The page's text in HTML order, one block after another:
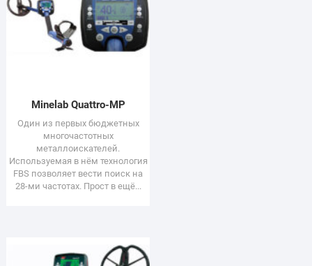
Minelab Quattro-МР
Один из первых бюджетных
многочастотных
металлоискателей.
Используемая в нём технология
FBS позволяет вести поиск на
28-ми частотах. Прост в ещё...